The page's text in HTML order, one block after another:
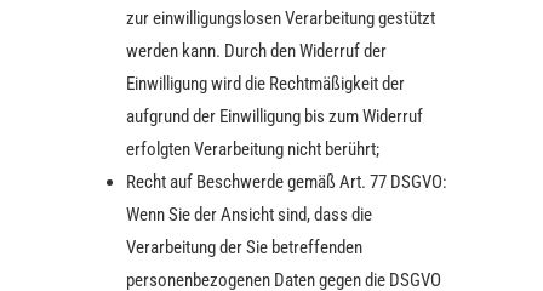
zur einwilligungslosen Verarbeitung gestützt
werden kann. Durch den Widerruf der
Einwilligung wird die Rechtmäßigkeit der
aufgrund der Einwilligung bis zum Widerruf
erfolgten Verarbeitung nicht berührt;
Recht auf Beschwerde gemäß Art. 77 DSGVO:
Wenn Sie der Ansicht sind, dass die
Verarbeitung der Sie betreffenden
personenbezogenen Daten gegen die DSGVO